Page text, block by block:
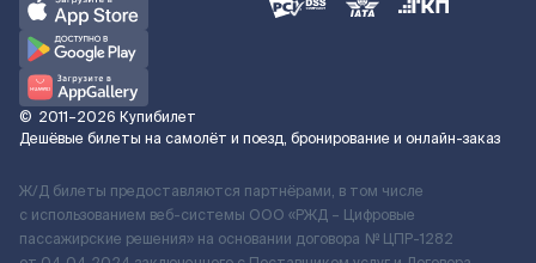
© 2011–2026 Купибилет
Дешёвые билеты на самолёт и поезд, бронирование и онлайн-заказ
Ж/Д билеты предоставляются партнёрами, в том числе
с использованием веб-системы ООО «РЖД – Цифровые
пассажирские решения» на основании договора № ЦПР-1282